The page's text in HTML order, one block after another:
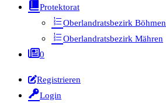
Protektorat
Oberlandratsbezirk Böhmen
Oberlandratsbezirk Mähren
0
Registrieren
Login